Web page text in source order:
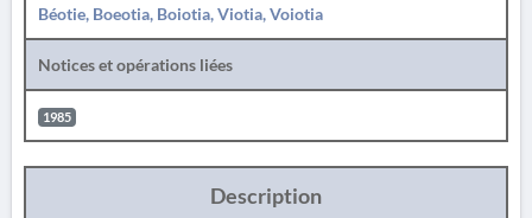
Béotie, Boeotia, Boiotia, Viotia, Voiotia
Notices et opérations liées
1985
Description